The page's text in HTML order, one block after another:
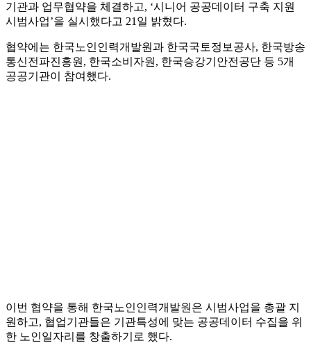
기관과 업무협약을 체결하고, ‘시니어 공공데이터 구축 지원
시범사업’을 실시했다고 21일 밝혔다.
협약에는 한국노인인력개발원과 한국국토정보공사, 한국방송
통신전파진흥원, 한국소비자원, 한국승강기안전공단 등 5개
공공기관이 참여했다.
이번 협약을 통해 한국노인인력개발원은 시범사업을 총괄 지
원하고, 협업기관들은 기관특성에 맞는 공공데이터 수집을 위
한 노인일자리를 창출하기로 했다.